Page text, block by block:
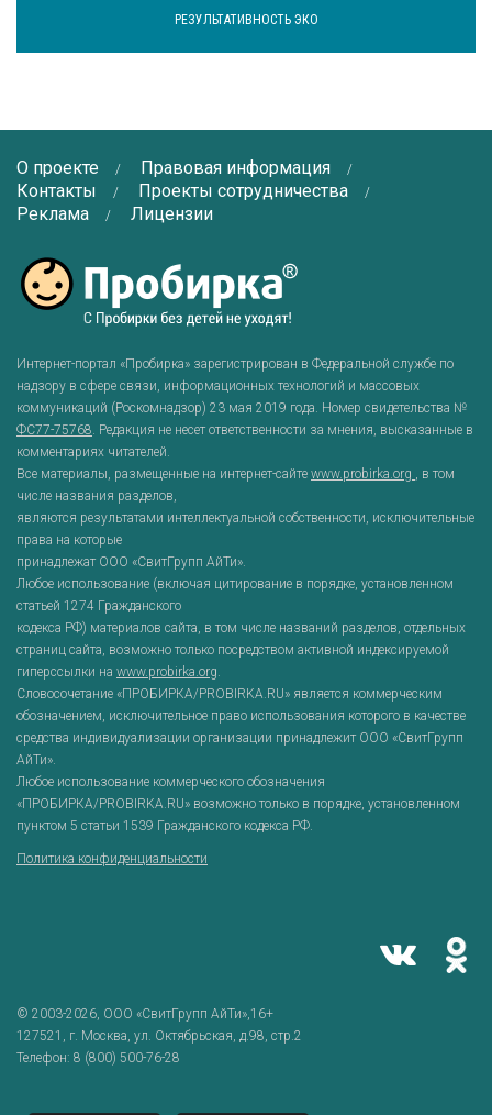
РЕЗУЛЬТАТИВНОСТЬ ЭКО
О проекте
Правовая информация
Контакты
Проекты сотрудничества
Реклама
Лицензии
Интернет-портал «Пробирка» зарегистрирован в Федеральной службе по
надзору в сфере связи, информационных технологий и массовых
коммуникаций (Роскомнадзор) 23 мая 2019 года. Номер свидетельства №
ФС77-75768. Редакция не несет ответственности за мнения, высказанные в
комментариях читателей.
Все материалы, размещенные на интернет-сайте www.probirka.org , в том
числе названия разделов,
являются результатами интеллектуальной собственности, исключительные
права на которые
принадлежат ООО «СвитГрупп АйТи».
Любое использование (включая цитирование в порядке, установленном
статьей 1274 Гражданского
кодекса РФ) материалов сайта, в том числе названий разделов, отдельных
страниц сайта, возможно только посредством активной индексируемой
гиперссылки на www.probirka.org.
Словосочетание «ПРОБИРКА/PROBIRKA.RU» является коммерческим
обозначением, исключительное право использования которого в качестве
средства индивидуализации организации принадлежит ООО «СвитГрупп
АйТи».
Любое использование коммерческого обозначения
«ПРОБИРКА/PROBIRKA.RU» возможно только в порядке, установленном
пунктом 5 статьи 1539 Гражданского кодекса РФ.
Политика конфиденциальности
© 2003-2026, ООО «СвитГрупп АйТи»,16+
127521 , г. Москва, ул. Октябрьская, д.98, стр.2
Телефон: 8 (800) 500-76-28